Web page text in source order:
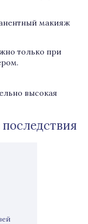
макияж
только при
высокая